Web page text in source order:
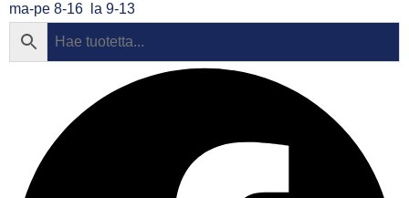
ma-pe 8-16 la 9-13